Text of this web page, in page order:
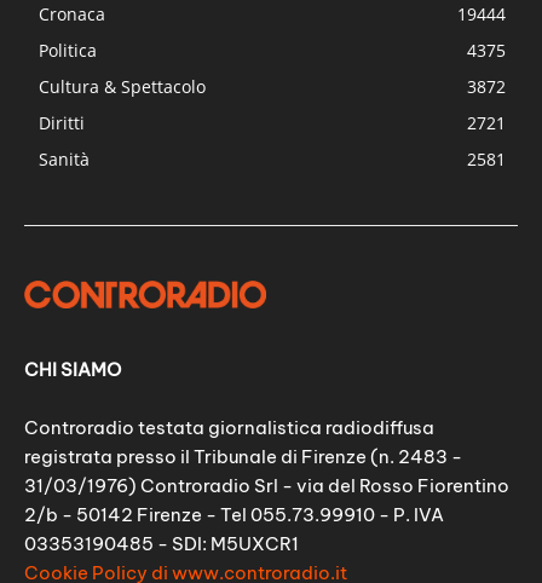
Cronaca
19444
Politica
4375
Cultura & Spettacolo
3872
Diritti
2721
Sanità
2581
CHI SIAMO
Controradio testata giornalistica radiodiffusa
registrata presso il Tribunale di Firenze (n. 2483 -
31/03/1976) Controradio Srl - via del Rosso Fiorentino
2/b - 50142 Firenze - Tel 055.73.99910 - P. IVA
03353190485 - SDI: M5UXCR1
Cookie Policy di www.controradio.it